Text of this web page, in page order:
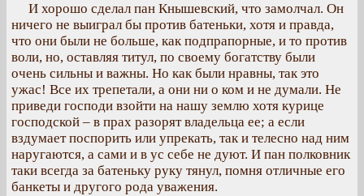
И хорошо сделал пан Кнышевский, что замолчал. Он
ничего не выиграл бы против батеньки, хотя и правда,
что они были не больше, как подпрапорные, и то против
воли, но, оставляя титул, по своему богатству были
очень сильны и важны. Но как были нравны, так это
ужас! Все их трепетали, а они ни о ком и не думали. Не
приведи господи взойти на нашу землю хотя курице
господской – в прах разорят владельца ее; а если
вздумает поспорить или упрекать, так и телесно над ним
наругаются, а сами и в ус себе не дуют. И пан полковник
таки всегда за батеньку руку тянул, помня отличные его
банкеты и другого рода уважения.